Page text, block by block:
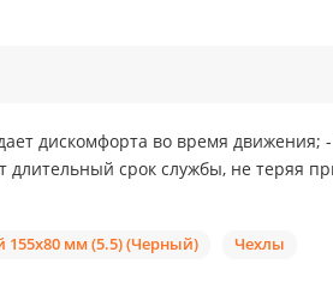
дискомфорта во время движения;
длительный срок службы, не теряя
мм (5.5) (Черный) Чехлы